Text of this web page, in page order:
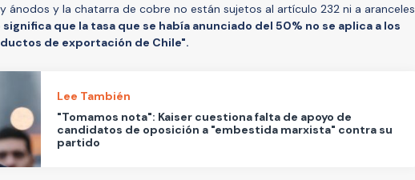
ánodos y la chatarra de cobre no están sujetos al artículo 232 ni a aranceles
significa que la tasa que se había anunciado del 50% no se aplica a los
de exportación de Chile".
Lee También
"Tomamos nota": Kaiser cuestiona falta de apoyo de
candidatos de oposición a "embestida marxista" contra su
partido